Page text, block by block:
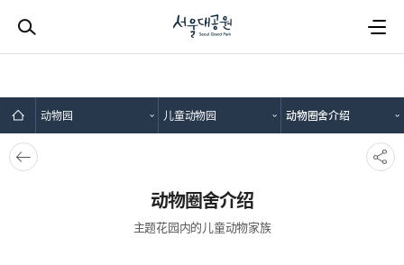
动物园 儿童动物园 动物圈舍介绍
뒤로
가기
SNS
공유
动物圈舍介绍
主题花园内的儿童动物家族